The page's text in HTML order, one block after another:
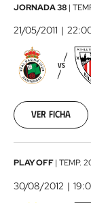
Real
Racing
Club
de
Santander
Athletic
Club2011-
05-
21
00:00:00
JORNADA 38 |
21/05/2011
VS
Ver ficha
HJK
Helsinki
PLAY OFF| TEMP.
30/08/2012